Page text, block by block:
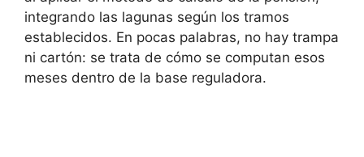
integrando las lagunas según los tramos
establecidos. En pocas palabras, no hay trampa
ni cartón: se trata de cómo se computan esos
meses dentro de la base reguladora.